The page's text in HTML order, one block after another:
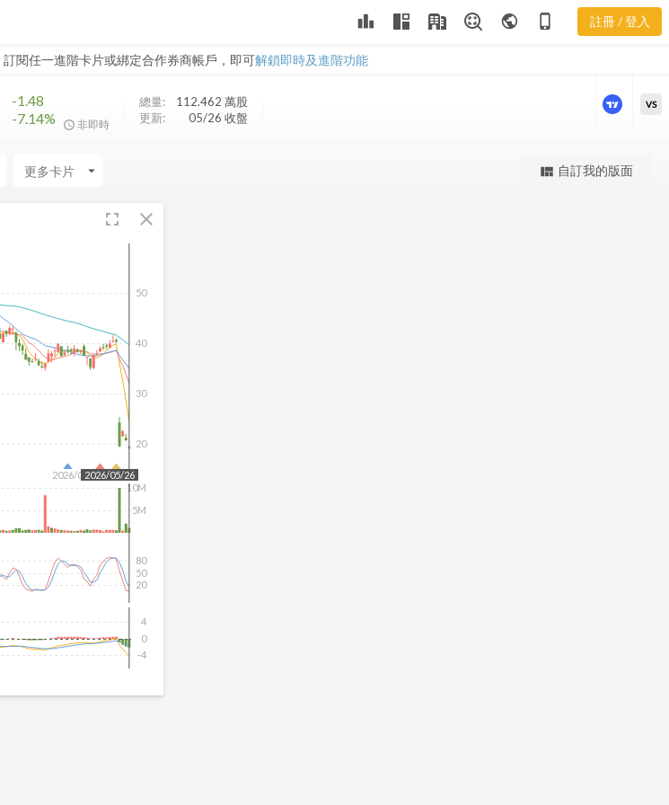
leaderboard public phone_iphone 註冊 / 登入
訂閱任一進階卡片或綁定合作券商帳戶，即可解鎖即時及進階功能
線
-1.48
-7.14%
非即時
總量: 112.462 萬股
更新:
05/26 收盤
更強大的進階價量圖表
VS
arrow_drop_down view_quilt 自訂我的版面
fullscreen close
2026/04/06
20
30
40
50
2026/05/26
5M
10M
20
50
80
-4
0
4